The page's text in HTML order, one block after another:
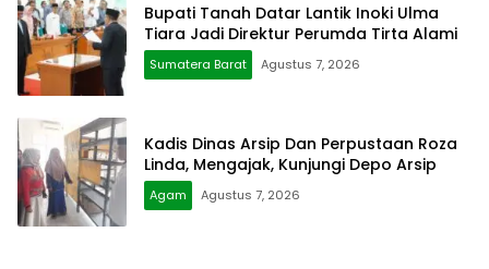
Bupati Tanah Datar Lantik Inoki Ulma
Tiara Jadi Direktur Perumda Tirta Alami
Sumatera Barat Agustus 7, 2026
Kadis Dinas Arsip Dan Perpustaan Roza
Linda, Mengajak, Kunjungi Depo Arsip
Agam Agustus 7, 2026